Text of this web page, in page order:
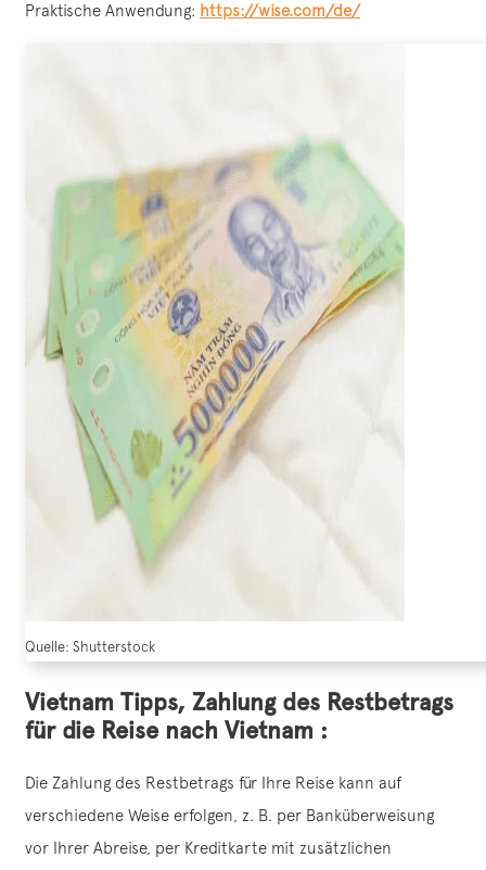
Praktische Anwendung: https://wise.com/de/
Quelle: Shutterstock
Vietnam Tipps, Zahlung des Restbetrags
für die Reise nach Vietnam :
Die Zahlung des Restbetrags für Ihre Reise kann auf
verschiedene Weise erfolgen, z. B. per Banküberweisung
vor Ihrer Abreise, per Kreditkarte mit zusätzlichen